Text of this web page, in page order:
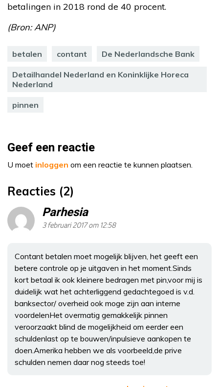
betalingen in 2018 rond de 40 procent.
(Bron: ANP)
betalen contant De Nederlandsche Bank
Detailhandel Nederland en Koninklijke Horeca
Nederland
pinnen
Geef een reactie
U moet inloggen om een reactie te kunnen plaatsen.
Reacties (2)
Parhesia
3 februari 2017 om 12:58
Contant betalen moet mogelijk blijven, het geeft een
betere controle op je uitgaven in het moment.Sinds
kort betaal ik ook kleinere bedragen met pin,voor mij is
duidelijk wat het achterliggend gedachtegoed is v.d.
banksector/ overheid ook moge zijn aan interne
voordelenHet overmatig gemakkelijk pinnen
veroorzaakt blind de mogelijkheid om eerder een
schuldenlast op te bouwen/inpulsieve aankopen te
doen.Amerika hebben we als voorbeeld,de prive
schulden nemen daar nog steeds toe!